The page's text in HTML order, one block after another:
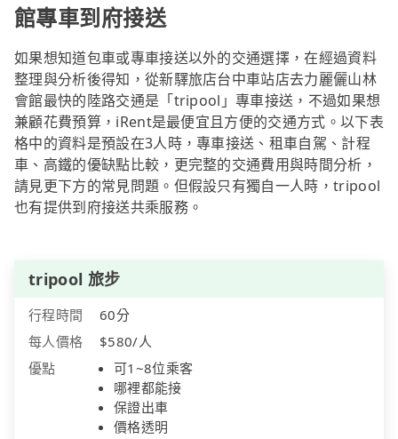
館專車到府接送
如果想知道包車或專車接送以外的交通選擇，在經過資料
整理與分析後得知，從新驛旅店台中車站店去力麗儷山林
會館最快的陸路交通是「tripool」專車接送，不過如果想
兼顧花費預算，iRent是最便宜且方便的交通方式。以下表
格中的資料是預設在3人時，專車接送、租車自駕、計程
車、高鐵的優缺點比較，更完整的交通費用與時間分析，
請見更下方的常見問題。但假設只有獨自一人時，tripool
也有提供到府接送共乘服務。
tripool 旅步
行程時間
60分
每人價格
$580/人
優點
可1~8位乘客
哪裡都能接
保證出車
價格透明